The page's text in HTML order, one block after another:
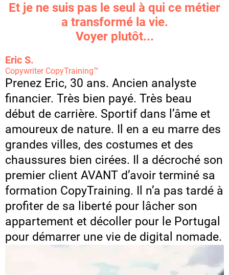
Et je ne suis pas le seul à qui ce métier
a transformé la vie.
Voyer plutôt...
Eric S.
Copywriter CopyTraining™
Prenez Eric, 30 ans. Ancien analyste
financier. Très bien payé. Très beau
début de carrière. Sportif dans l’âme et
amoureux de nature. Il en a eu marre des
grandes villes, des costumes et des
chaussures bien cirées. Il a décroché son
premier client AVANT d’avoir terminé sa
formation CopyTraining. Il n’a pas tardé à
profiter de sa liberté pour lâcher son
appartement et décoller pour le Portugal
pour démarrer une vie de digital nomade.